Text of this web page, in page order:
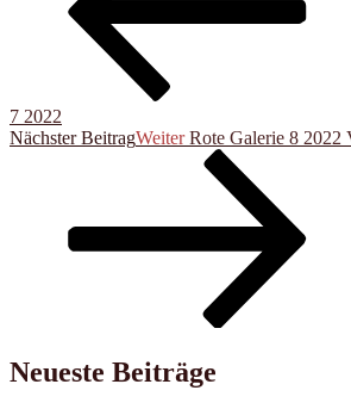
7 2022
Nächster BeitragWeiter Rote Galerie 8 2022
Neueste Beiträge